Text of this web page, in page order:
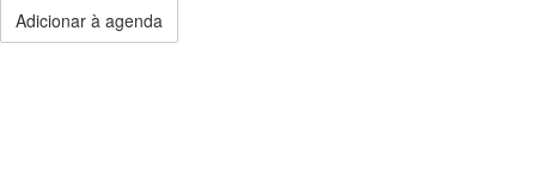
Adicionar à agenda